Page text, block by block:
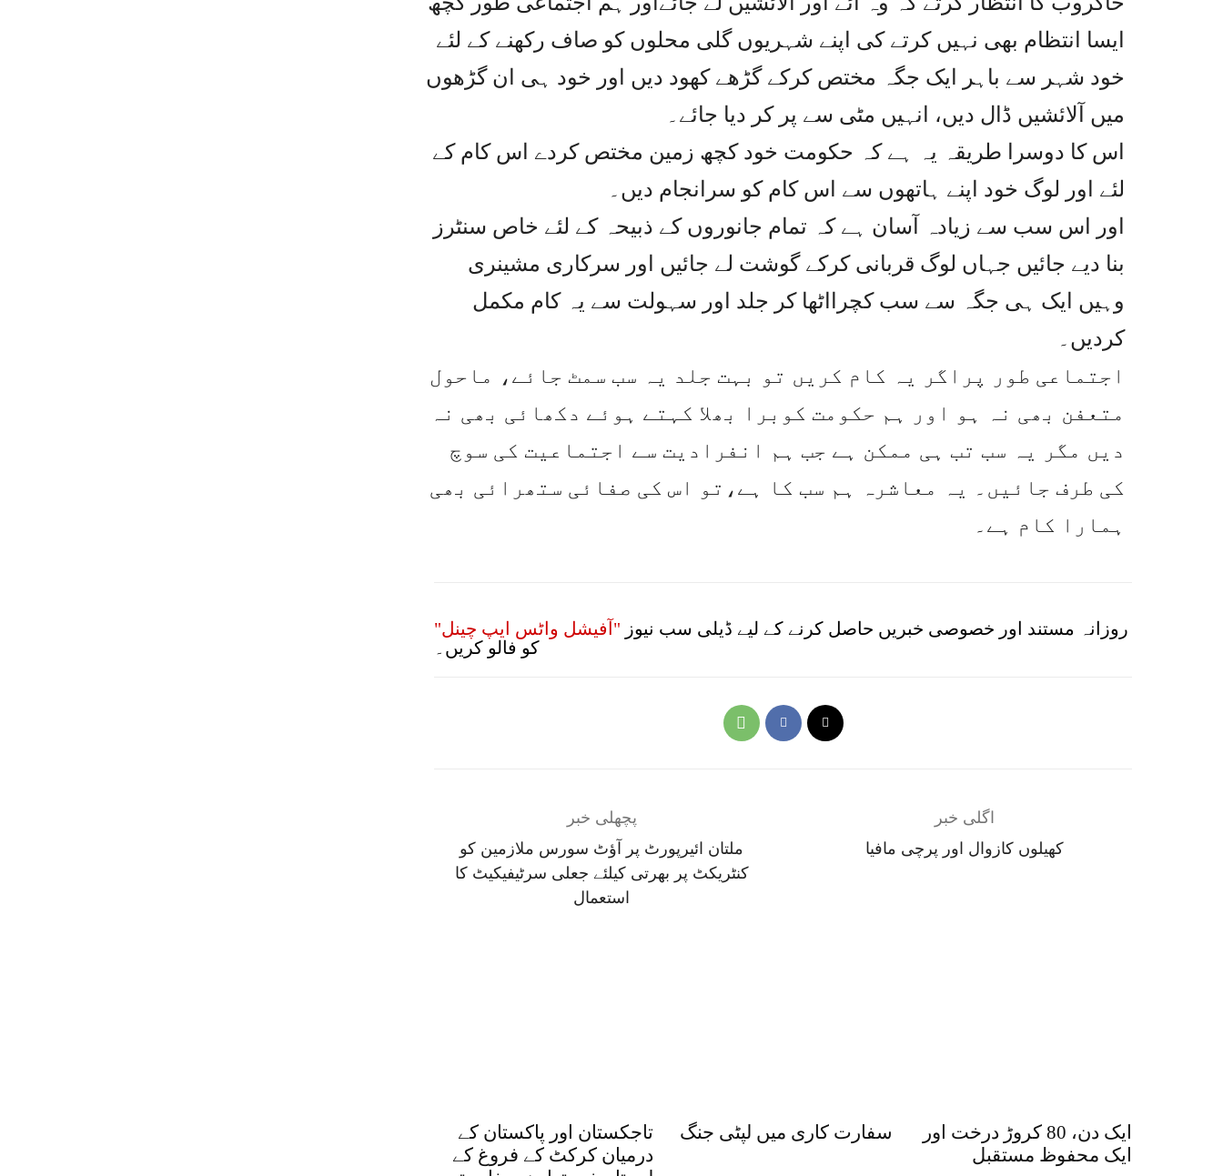
ایسا انتظام بھی نہیں کرتے کی اپنے شہریوں گلی محلوں کو صاف رکھنے کے لئے
خود شہر سے باہر ایک جگہ مختص کرکے گڑھے کھود دیں اور خود ہی ان گڑھوں
میں آلائشیں ڈال دیں، انہیں مٹی سے پر کر دیا جائے۔
اس کا دوسرا طریقہ یہ ہے کہ حکومت خود کچھ زمین مختص کردے اس کام کے
لئے اور لوگ خود اپنے ہاتھوں سے اس کام کو سرانجام دیں۔
اور اس سب سے زیادہ آسان ہے کہ تمام جانوروں کے ذبیحہ کے لئے خاص سنٹرز
بنا دیے جائیں جہاں لوگ قربانی کرکے گوشت لے جائیں اور سرکاری مشینری
وہیں ایک ہی جگہ سے سب کچرااٹھا کر جلد اور سہولت سے یہ کام مکمل
کردیں۔
اجتماعی طور پراگر یہ کام کریں تو بہت جلد یہ سب سمٹ جائے، ماحول
متعفن بھی نہ ہو اور ہم حکومت کوبرا بھلا کہتے ہوئے دکھائی بھی نہ
دیں مگر یہ سب تب ہی ممکن ہے جب ہم انفرادیت سے اجتماعیت کی سوچ
کی طرف جائیں۔ یہ معاشرہ ہم سب کا ہے،تو اس کی صفائی ستھرائی بھی
ہمارا کام ہے۔
روزانہ مستند اور خصوصی خبریں حاصل کرنے کے لیے ڈیلی سب نیوز "آفیشل واٹس ایپ چینل"
کو فالو کریں۔
پچھلی خبر
ملتان ائیرپورٹ پر آؤٹ سورس ملازمین کو
کنٹریکٹ پر بھرتی کیلئے جعلی سرٹیفیکیٹ کا
استعمال
اگلی خبر
‏کھیلوں کازوال اور پرچی مافیا
تاجکستان اور پاکستان کے
درمیان کرکٹ کے فروغ کے
سفارت کاری میں لپٹی جنگ
ایک دن، 80 کروڑ درخت اور
ایک محفوظ مستقبل